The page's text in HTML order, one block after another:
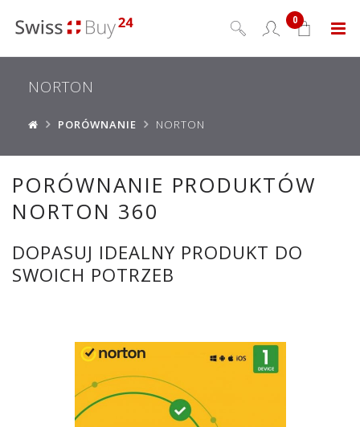
Menu
0
NORTON
PORÓWNANIE NORTON
PORÓWNANIE PRODUKTÓW
NORTON 360
DOPASUJ IDEALNY PRODUKT DO
SWOICH POTRZEB